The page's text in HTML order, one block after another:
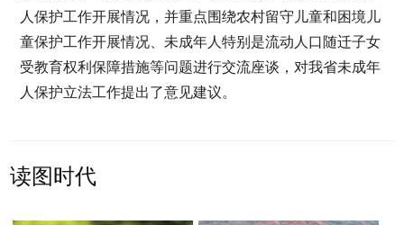
人保护工作开展情况，并重点围绕农村留守儿童和困境儿
童保护工作开展情况、未成年人特别是流动人口随迁子女
受教育权利保障措施等问题进行交流座谈，对我省未成年
人保护立法工作提出了意见建议。
读图时代